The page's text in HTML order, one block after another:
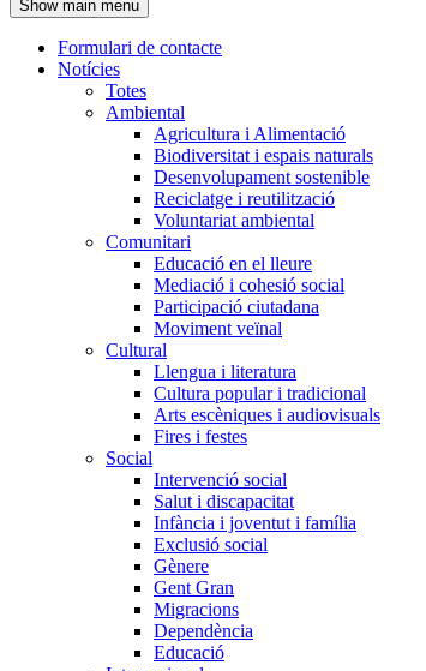
l'encapçalament
Show main menu
Navegació
principal
Formulari de contacte
Notícies
Totes
Ambiental
Agricultura i Alimentació
Biodiversitat i espais naturals
Desenvolupament sostenible
Reciclatge i reutilització
Voluntariat ambiental
Comunitari
Educació en el lleure
Mediació i cohesió social
Participació ciutadana
Moviment veïnal
Cultural
Llengua i literatura
Cultura popular i tradicional
Arts escèniques i audiovisuals
Fires i festes
Social
Intervenció social
Salut i discapacitat
Infància i joventut i família
Exclusió social
Gènere
Gent Gran
Migracions
Dependència
Educació